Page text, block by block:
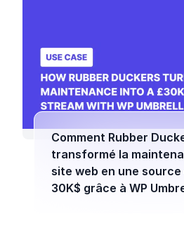
Comment Rubber
transformé la
site web en une
30K$ grâce à WP